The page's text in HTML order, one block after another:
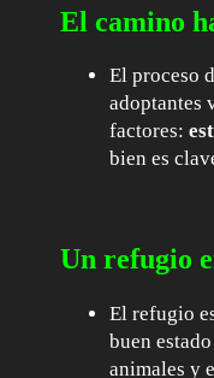
El camino
El proceso
adoptantes
factores:
bien es
Un refugio
El refugio
buen
animales y